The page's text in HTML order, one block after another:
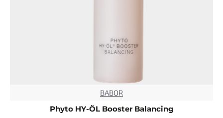
BABOR
Phyto HY-ÖL Booster Balancing